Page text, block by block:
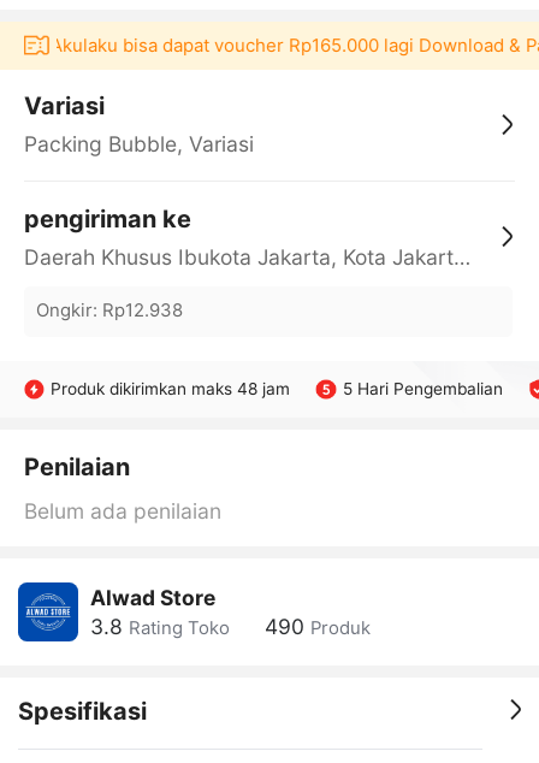
Akulaku bisa dapat voucher Rp165.000 lagi Download &
Variasi
Packing Bubble, Variasi
pengiriman ke
Daerah Khusus Ibukota Jakarta, Kota Jakarta Barat, Cengkareng, yy
Ongkir: Rp12.938
Produk dikirimkan maks 48 jam 5 Hari Pengembalian
Penilaian
Belum ada penilaian
Alwad Store
3.8 Rating Toko 490 Produk
Spesifikasi